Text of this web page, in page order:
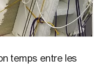
temps entre les